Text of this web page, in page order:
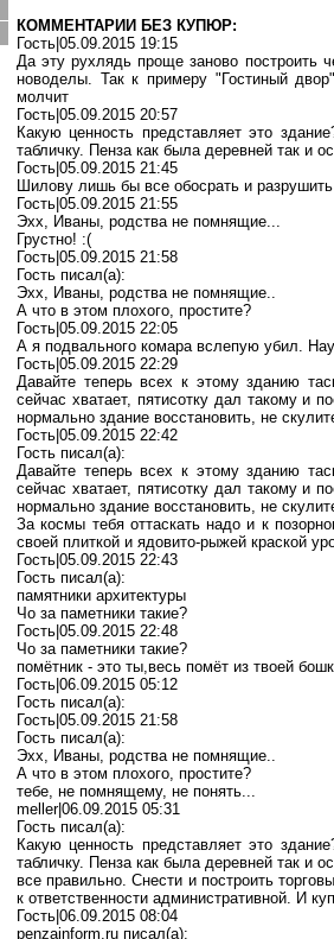
КОММЕНТАРИИ БЕЗ КУПЮР:
Гость|05.09.2015 19:15
Да эту рухлядь проще заново построить
новоделы. Так к примеру "Гостиный
молчит
Гость|05.09.2015 20:57
Какую ценность представляет это
табличку. Пенза как была деревней так и
Гость|05.09.2015 21:45
Шилову лишь бы все обосрать и разрушить
Гость|05.09.2015 21:55
Эхх, Иваны, родства не помнящие...
Грустно! :(
Гость|05.09.2015 21:58
Гость писал(a):
Эхх, Иваны, родства не помнящие..
А что в этом плохого, простите?
Гость|05.09.2015 22:05
А я подвального комара вслепую убил.
Гость|05.09.2015 22:29
Давайте теперь всех к этому зданию
сейчас хватает, пятисотку дал такому и
нормально здание восстановить, не
Гость|05.09.2015 22:42
Гость писал(a):
Давайте теперь всех к этому зданию
сейчас хватает, пятисотку дал такому и
нормально здание восстановить, не
За космы тебя оттаскать надо и к
своей плиткой и ядовито-рыжей краской
Гость|05.09.2015 22:43
Гость писал(a):
памятники архитектуры
Чо за паметники такие?
Гость|05.09.2015 22:48
Чо за паметники такие?
помётник - это ты,весь помёт из твоей
Гость|06.09.2015 05:12
Гость писал(a):
Гость|05.09.2015 21:58
Гость писал(a):
Эхх, Иваны, родства не помнящие..
А что в этом плохого, простите?
тебе, не помнящему, не понять...
meller|06.09.2015 05:31
Гость писал(a):
Какую ценность представляет это
табличку. Пенза как была деревней так и
все правильно. Снести и построить
к ответственности административной. И
Гость|06.09.2015 08:04
penzainform.ru писал(a):